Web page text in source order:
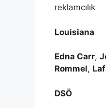
reklamcılık
Louisiana
Edna Carr,
Rommel,
DSÖ